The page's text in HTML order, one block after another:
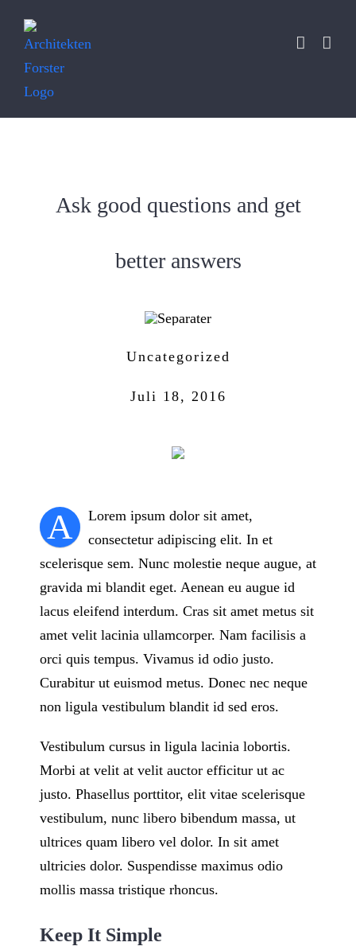
Inhalt
springen
Ask good questions and get
better answers
Uncategorized
Juli 18, 2016
A
Lorem ipsum dolor sit amet,
consectetur adipiscing elit. In et
scelerisque sem. Nunc molestie neque augue, at
gravida mi blandit eget. Aenean eu augue id
lacus eleifend interdum. Cras sit amet metus sit
amet velit lacinia ullamcorper. Nam facilisis a
orci quis tempus. Vivamus id odio justo.
Curabitur ut euismod metus. Donec nec neque
non ligula vestibulum blandit id sed eros.
Vestibulum cursus in ligula lacinia lobortis.
Morbi at velit at velit auctor efficitur ut ac
justo. Phasellus porttitor, elit vitae scelerisque
vestibulum, nunc libero bibendum massa, ut
ultrices quam libero vel dolor. In sit amet
ultricies dolor. Suspendisse maximus odio
mollis massa tristique rhoncus.
Keep It Simple